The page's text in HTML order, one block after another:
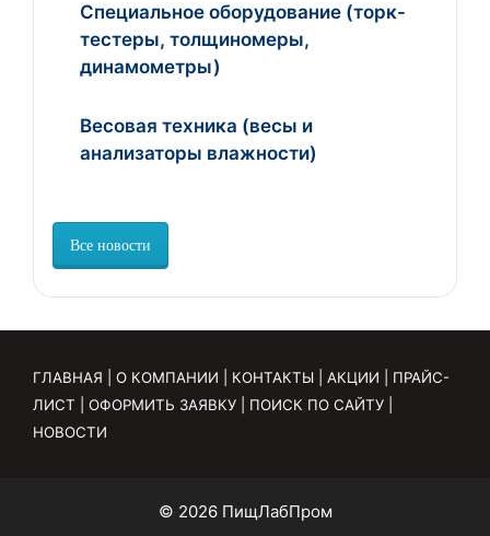
Специальное оборудование (торк-
тестеры, толщиномеры,
динамометры)
Весовая техника (весы и
анализаторы влажности)
Все новости
ГЛАВНАЯ О КОМПАНИИ КОНТАКТЫ АКЦИИ
ПРАЙС-
ЛИСТ
ОФОРМИТЬ ЗАЯВКУ ПОИСК ПО САЙТУ
НОВОСТИ
© 2026 ПищЛабПром